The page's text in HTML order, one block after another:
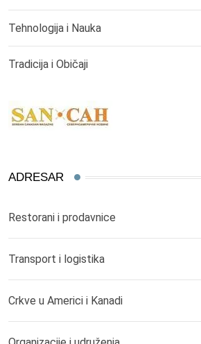
Tehnologija i Nauka
Tradicija i Običaji
ADRESAR
Restorani i prodavnice
Transport i logistika
Crkve u Americi i Kanadi